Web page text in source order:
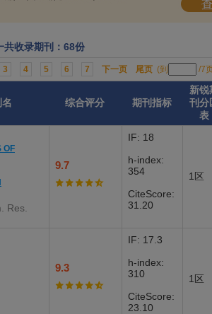
共收录期刊：68份
3 4 5 6 7 下一页 尾页 (到 /7
综合评分 期刊指标
新锐
刊分
表
OF
Res.
9.7
IF: 18
h-index:
354
CiteScore:
31.20
1区
9.3
IF: 17.3
h-index:
310
CiteScore:
23.10
1区